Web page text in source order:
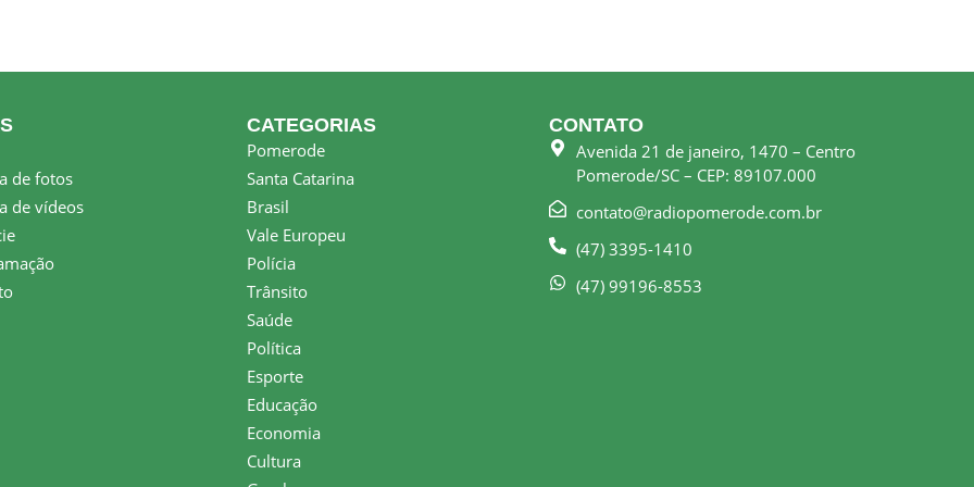
de fotos
de vídeos
CATEGORIAS
Pomerode
Santa Catarina
Brasil
Vale Europeu
Polícia
Trânsito
Saúde
Política
Esporte
Educação
Economia
Cultura
CONTATO
Avenida 21 de janeiro, 1470 – Centro
Pomerode/SC – CEP: 89107.000
contato@radiopomerode.com.br
(47) 3395-1410
(47) 99196-8553